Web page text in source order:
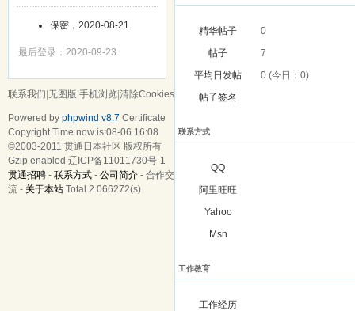
保密，2020-08-21
最后登录：2020-09-23
精华帖子
0
帖子
7
平均日发帖
0 (今日：0)
帖子签名
联系方式
QQ
阿里旺旺
Yahoo
Msn
工作教育
工作经历
联系我们 无图版 手机浏览 清除Cookies
Powered by phpwind v8.7 Certificate
Copyright Time now is:08-06 16:08
©2003-2011 贯通日本社区 版权所有
Gzip enabled 辽ICP备11011730号-1
贯通招聘 - 联系方式 - 公司简介 - 合作交
流 - 关于本站 Total 2.066272(s)